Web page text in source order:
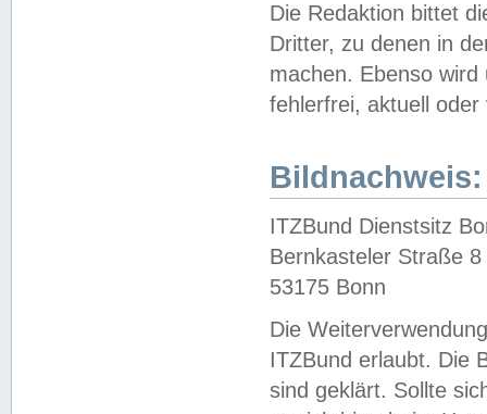
Die Redaktion bittet
Dritter, zu denen in
machen. Ebenso
fehlerfrei, aktuell oder
Bildnachweis:
ITZBund Dienstsitz
Bernkasteler Straße 8
53175 Bonn
Die
ITZBund erlaubt. Die
sind geklärt. Sollte